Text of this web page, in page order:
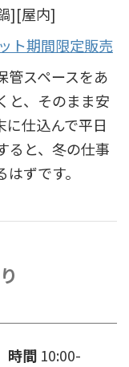
][屋内]
ト期間限定販売
管スペースをあ
と、そのまま安
に仕込んで平日
ると、冬の仕事
ずです。
時間 10:00-